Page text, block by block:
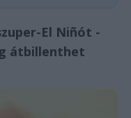
El Niñót -
átbillenthet